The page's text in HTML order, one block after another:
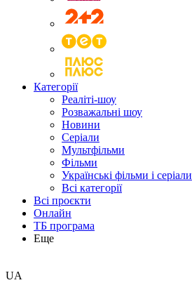
Категорії
Реаліті-шоу
Розважальні шоу
Новини
Серіали
Мультфільми
Фільми
Українські фільми і серіали
Всі категорії
Всі проєкти
Онлайн
ТБ програма
Еще
UA